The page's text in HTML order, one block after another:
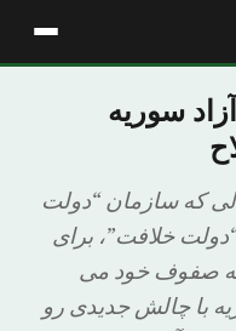
سوریه
که سازمان “دولت
خلافت”، برای
صفوف خود می
با چالش جدیدی رو